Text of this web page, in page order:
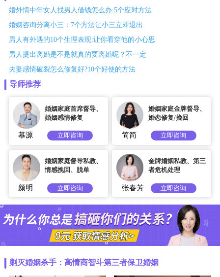
婚外情中年女人找男人借钱怎么办:5个应对方法
婚姻咨询分离小三：7个方法让小三立即退出
男人有外遇的10个生理表现:让你看穿他的小心思
男人提出离婚是不是就真的要离婚呢？不一定
夫妻感情破裂怎么修复好?10个好使的方法
导师推荐
婚姻家庭首席督导、
婚姻感情修复
慕源 立即咨询
婚姻家庭金牌督导、
婚恋修复/挽回
简简 立即咨询
婚姻家庭督导私教、
情感挽回、脱单
颜明 立即咨询
金牌婚姻私教、第三
者危机处理
张春芳 立即咨询
剿灭婚姻杀手：高情商智斗第三者保卫婚姻